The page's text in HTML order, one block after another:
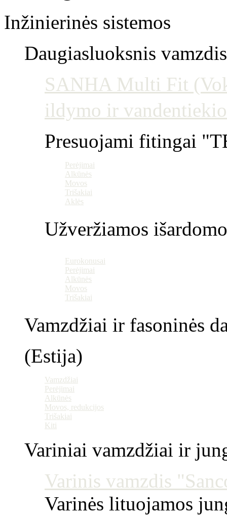
Inžinierinės sistemos
Daugiasluoksnis
SANHA Multi Fit
ildymo ir
Presuojami fitingai
Perėjimai
Alkūnės
Movos
Trišakiai
Aklės
Užveržiamos
Eurokonusai
Perėjimai
Alkūnės
Movos
Trišakiai
Vamzdžiai ir fasoninės
(Estija)
Vamzdžiai
Perėjimai
Alkūnės
Movos, redukcijos
Trišakiai
Kiti
Variniai vamzdžiai ir
Varinis vamzdis
Varinės lituojamos